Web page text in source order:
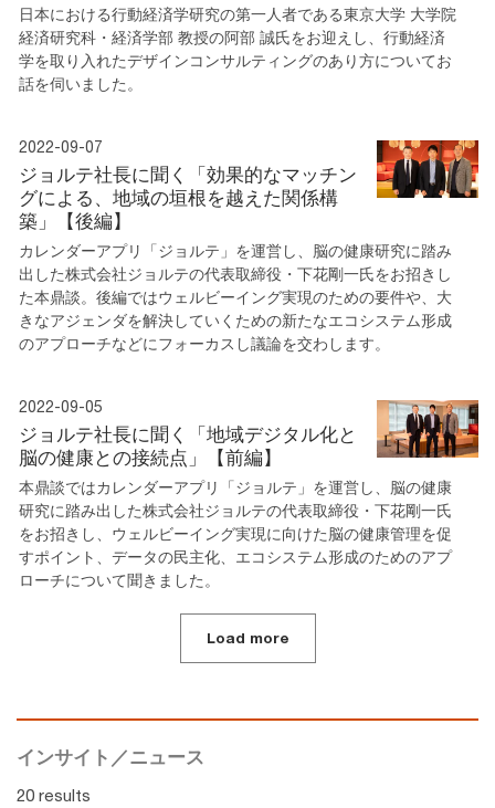
日本における行動経済学研究の第一人者である東京大学 大学院
経済研究科・経済学部 教授の阿部 誠氏をお迎えし、行動経済
学を取り入れたデザインコンサルティングのあり方についてお
話を伺いました。
2022-09-07
ジョルテ社長に聞く「効果的なマッチン
グによる、地域の垣根を越えた関係構
築」【後編】
カレンダーアプリ「ジョルテ」を運営し、脳の健康研究に踏み
出した株式会社ジョルテの代表取締役・下花剛一氏をお招きし
た本鼎談。後編ではウェルビーイング実現のための要件や、大
きなアジェンダを解決していくための新たなエコシステム形成
のアプローチなどにフォーカスし議論を交わします。
2022-09-05
ジョルテ社長に聞く「地域デジタル化と
脳の健康との接続点」【前編】
本鼎談ではカレンダーアプリ「ジョルテ」を運営し、脳の健康
研究に踏み出した株式会社ジョルテの代表取締役・下花剛一氏
をお招きし、ウェルビーイング実現に向けた脳の健康管理を促
すポイント、データの民主化、エコシステム形成のためのアプ
ローチについて聞きました。
Load more
インサイト／ニュース
20 results